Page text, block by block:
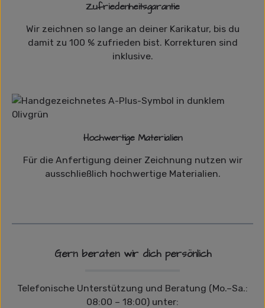
Zufriedenheitsgarantie
Wir zeichnen so lange an deiner Karikatur, bis du
damit zu 100 % zufrieden bist. Korrekturen sind
inklusive.
Hochwertige Materialien
Für die Anfertigung deiner Zeichnung nutzen wir
ausschließlich hochwertige Materialien.
Gern beraten wir dich persönlich
Telefonische Unterstützung und Beratung (Mo.–Sa.:
08:00 – 18:00) unter: